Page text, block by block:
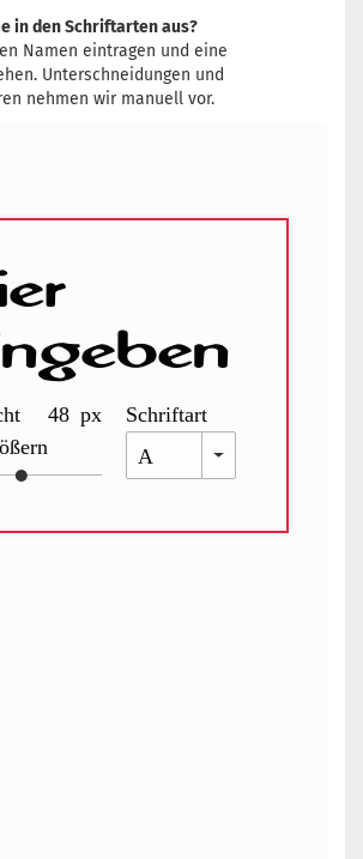
in den Schriftarten aus?
Namen eintragen und eine
Unterschneidungen und
nehmen wir manuell vor.